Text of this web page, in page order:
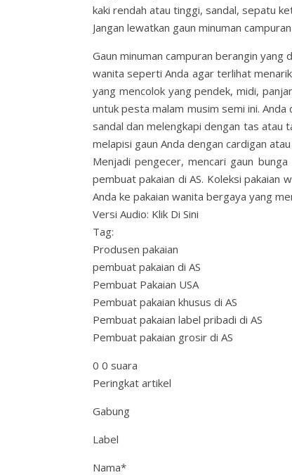
kaki rendah atau tinggi, sandal, sepatu
Jangan lewatkan gaun minuman
Gaun minuman campuran berangin yang
wanita seperti Anda agar terlihat
yang mencolok yang pendek, midi,
untuk pesta malam musim semi ini.
sandal dan melengkapi dengan tas atau
melapisi gaun Anda dengan cardigan
Menjadi pengecer, mencari gaun
pembuat pakaian di AS. Koleksi
Anda ke pakaian wanita bergaya yang
Versi Audio: Klik Di Sini
Tag:
Produsen pakaian
pembuat pakaian di AS
Pembuat Pakaian USA
Pembuat pakaian khusus di AS
Pembuat pakaian label pribadi di AS
Pembuat pakaian grosir di AS
0 0 suara
Peringkat artikel
Gabung
Label
Nama*